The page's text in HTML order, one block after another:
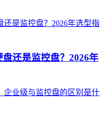
还是监控盘？2026年